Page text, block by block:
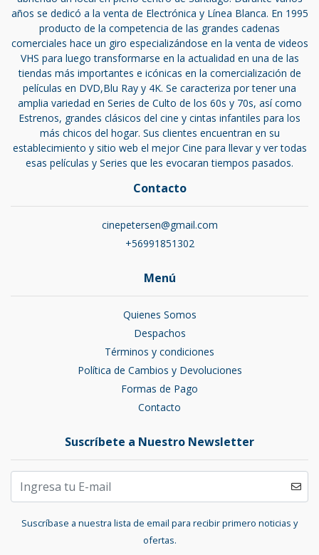
años se dedicó a la venta de Electrónica y Línea Blanca. En 1995
producto de la competencia de las grandes cadenas
comerciales hace un giro especializándose en la venta de videos
VHS para luego transformarse en la actualidad en una de las
tiendas más importantes e icónicas en la comercialización de
películas en DVD,Blu Ray y 4K. Se caracteriza por tener una
amplia variedad en Series de Culto de los 60s y 70s, así como
Estrenos, grandes clásicos del cine y cintas infantiles para los
más chicos del hogar. Sus clientes encuentran en su
establecimiento y sitio web el mejor Cine para llevar y ver todas
esas películas y Series que les evocaran tiempos pasados.
Contacto
cinepetersen@gmail.com
+56991851302
Menú
Quienes Somos
Despachos
Términos y condiciones
Política de Cambios y Devoluciones
Formas de Pago
Contacto
Suscríbete a Nuestro Newsletter
Suscríbase a nuestra lista de email para recibir primero noticias y
ofertas.